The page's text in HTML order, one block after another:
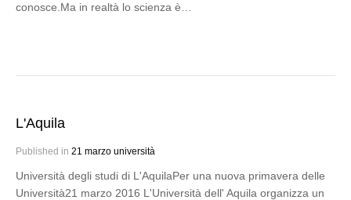
conosce.Ma in realtà lo scienza è…
L'Aquila
Published in 21 marzo università
Università degli studi di L'AquilaPer una nuova primavera delle
Università21 marzo 2016 L'Università dell' Aquila organizza un